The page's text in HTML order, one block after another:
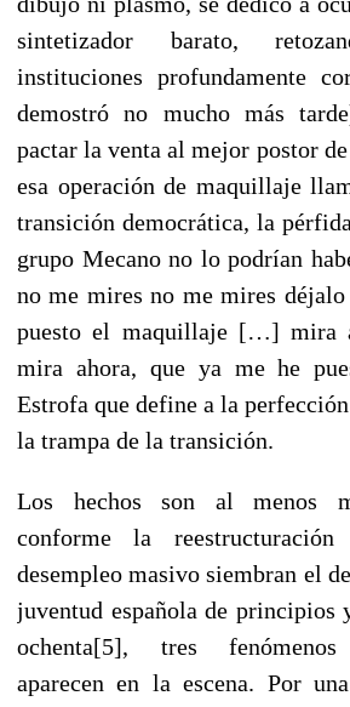
sintetizador barato,
instituciones profundamente
demostró no mucho más
pactar la venta al mejor postor
esa operación de maquillaje
transición democrática, la
grupo Mecano no lo podrían
no me mires no me mires
puesto el maquillaje […] mira
mira ahora, que ya me he
Estrofa que define a la
la trampa de la transición.
Los hechos son al menos
conforme la
desempleo masivo siembran el
juventud española de principios
ochenta[5], tres fenómenos
aparecen en la escena. Por